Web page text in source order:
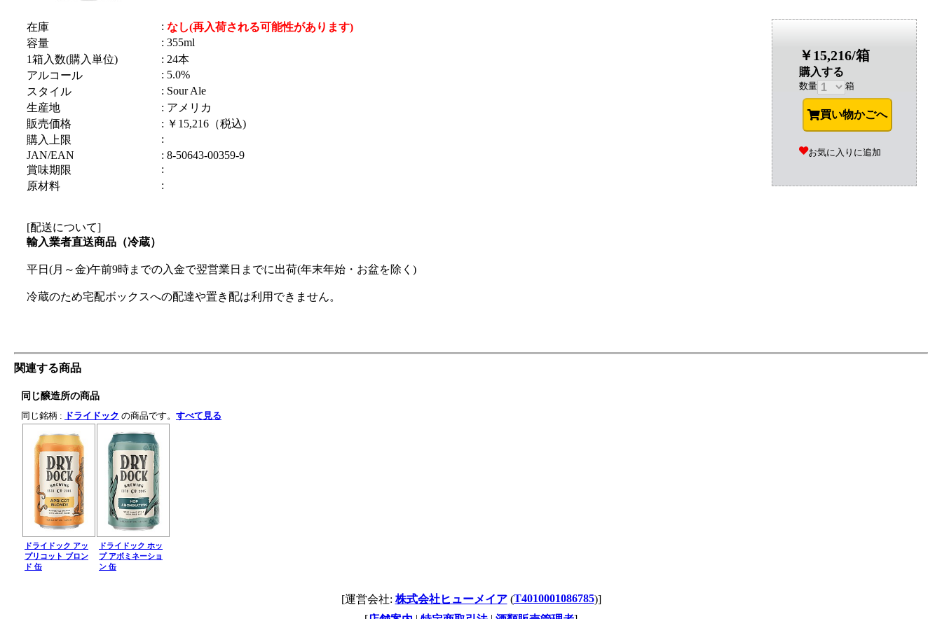
在庫 : なし(再入荷される可能性があります)
容量
: 355ml
1箱入数(購入単位)
: 24本
アルコール
: 5.0%
スタイル
: Sour Ale
生産地
: アメリカ
販売価格
: ￥15,216（税込)
購入上限
:
JAN/EAN
: 8-50643-00359-9
賞味期限
:
原材料
:
[配送について]
輸入業者直送商品（冷蔵）
平日(月～金)午前9時までの入金で翌営業日までに出荷(年末年始・お盆を除く)
冷蔵のため宅配ボックスへの配達や置き配は利用できません。
￥15,216/箱
購入する
数量 箱
買い物かごへ
お気に入りに追加
関連する商品
同じ醸造所の商品
同じ銘柄 : ドライドック の商品です。 すべて見る
ドライドック アッ
プリコット ブロン
ド 缶
ドライドック ホッ
プ アボミネーショ
ン 缶
[運営会社: 株式会社ヒューメイア(T4010001086785)]